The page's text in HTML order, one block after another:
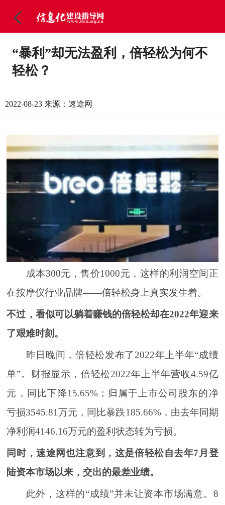
“暴利”却无法盈利，倍轻松为何不
轻松？
2022-08-23 来源：速途网
成本300元，售价1000元，这样的利润空间正
在按摩仪行业品牌——倍轻松身上真实发生着。
不过，看似可以躺着赚钱的倍轻松却在2022年迎来
了艰难时刻。
昨日晚间，倍轻松发布了2022年上半年“成绩
单”。财报显示，倍轻松2022年上半年营收4.59亿
元，同比下降15.65%；归属于上市公司股东的净
亏损3545.81万元，同比暴跌185.66%，由去年同期
净利润4146.16万元的盈利状态转为亏损。
同时，速途网也注意到，这是倍轻松自去年7月登
陆资本市场以来，交出的最差业绩。
此外，这样的“成绩”并未让资本市场满意。8